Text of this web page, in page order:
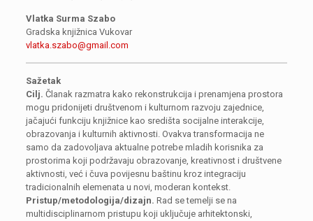
Vlatka Surma Szabo
Gradska knjižnica Vukovar
vlatka.szabo@gmail.com
Sažetak
Cilj. Članak razmatra kako rekonstrukcija i prenamjena prostora
mogu pridonijeti društvenom i kulturnom razvoju zajednice,
jačajući funkciju knjižnice kao središta socijalne interakcije,
obrazovanja i kulturnih aktivnosti. Ovakva transformacija ne
samo da zadovoljava aktualne potrebe mladih korisnika za
prostorima koji podržavaju obrazovanje, kreativnost i društvene
aktivnosti, već i čuva povijesnu baštinu kroz integraciju
tradicionalnih elemenata u novi, moderan kontekst.
Pristup/metodologija/dizajn. Rad se temelji se na
multidisciplinarnom pristupu koji uključuje arhitektonski,